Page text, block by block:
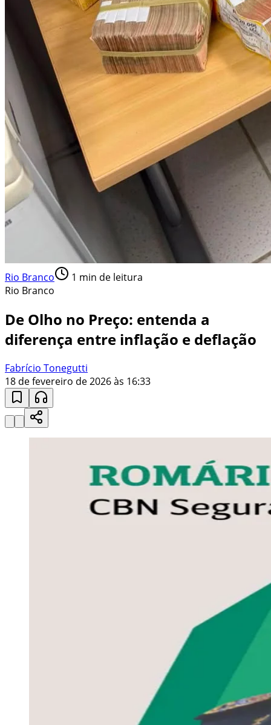
Rio Branco 1 min de leitura
Rio Branco
De Olho no Preço: entenda a
diferença entre inflação e deflação
Fabrício Tonegutti
18 de fevereiro de 2026 às 16:33